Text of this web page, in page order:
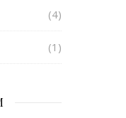
(4)
(1)